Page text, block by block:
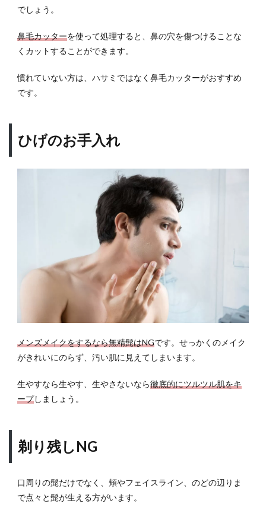
でしょう。
鼻毛カッターを使って処理すると、鼻の穴を傷つけることな
くカットすることができます。
慣れていない方は、ハサミではなく鼻毛カッターがおすすめ
です。
ひげのお手入れ
メンズメイクをするなら無精髭はNGです。せっかくのメイク
がきれいにのらず、汚い肌に見えてしまいます。
生やすなら生やす、生やさないなら徹底的にツルツル肌をキ
ープしましょう。
剃り残しNG
口周りの髭だけでなく、頬やフェイスライン、のどの辺りま
で点々と髭が生える方がいます。